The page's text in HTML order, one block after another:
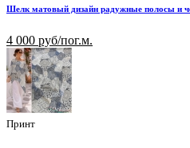
Шелк матовый дизайн радужные полосы и
4 000 руб/пог.м.
Принт